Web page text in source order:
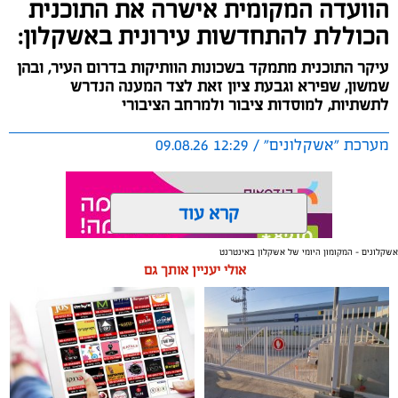
הוועדה המקומית אישרה את התוכנית
הכוללת להתחדשות עירונית באשקלון:
עיקר התוכנית מתמקד בשכונות הוותיקות בדרום העיר, ובהן
שמשון, שפירא וגבעת ציון זאת לצד המענה הנדרש
לתשתיות, למוסדות ציבור ולמרחב הציבורי
מערכת "אשקלונים" / 12:29 09.08.26
התחדשות עירונית
ציון דרך משמעותי בהתחדשות העירונית באשקלון: הוועדה
המקומית לתכנון ולבנייה אשקלון אישרה את התוכנית
הכוללת להתחדשות עירונית בעיר, ובכך נרשם ציון דרך
קרא עוד
אשקלונים - המקומון היומי של אשקלון באינטרנט
אולי יעניין אותך גם